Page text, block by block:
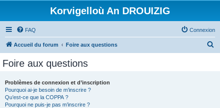
Korvigelloù An DROUIZIG
FAQ Connexion
Accueil du forum Foire aux questions
Foire aux questions
Problèmes de connexion et d’inscription
Pourquoi ai-je besoin de m’inscrire ?
Qu’est-ce que la COPPA ?
Pourquoi ne puis-je pas m’inscrire ?